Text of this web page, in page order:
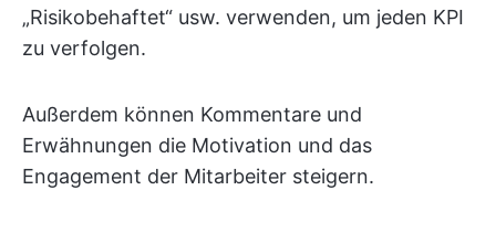
„Risikobehaftet“ usw. verwenden, um jeden KPI
zu verfolgen.
Außerdem können Kommentare und
Erwähnungen die Motivation und das
Engagement der Mitarbeiter steigern.